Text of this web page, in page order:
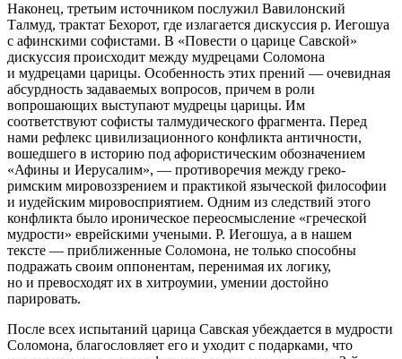
Наконец, третьим источником послужил Вавилонский
Талмуд, трактат Бехорот, где излагается дискуссия р. Иегошуа
с афинскими софистами. В «Повести о царице Савской»
дискуссия происходит между мудрецами Соломона
и мудрецами царицы. Особенность этих прений — очевидная
абсурдность задаваемых вопросов, причем в роли
вопрошающих выступают мудрецы царицы. Им
соответствуют софисты талмудического фрагмента. Перед
нами рефлекс цивилизационного конфликта античности,
вошедшего в историю под афористическим обозначением
«Афины и Иерусалим», — противоречия между греко-
римским мировоззрением и практикой языческой философии
и иудейским мировосприятием. Одним из следствий этого
конфликта было ироническое переосмысление «греческой
мудрости» еврейскими учеными. Р. Иегошуа, а в нашем
тексте — приближенные Соломона, не только способны
подражать своим оппонентам, перенимая их логику,
но и превосходят их в хитроумии, умении достойно
парировать.
После всех испытаний царица Савская убеждается в мудрости
Соломона, благословляет его и уходит с подарками, что